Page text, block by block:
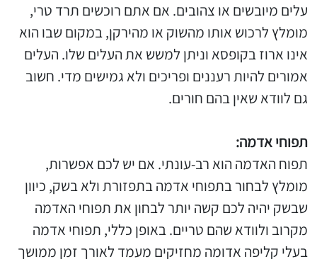
עלים מיובשים או צהובים. אם אתם רוכשים תרד טרי,
מומלץ לרכוש אותו מהשוק או מהירקן, במקום שבו הוא
אינו ארוז בקופסא וניתן למשש את העלים שלו. העלים
אמורים להיות רעננים ופריכים ולא גמישים מדי. חשוב
גם לוודא שאין בהם חורים.
תפוחי אדמה:
תפוח האדמה הוא רב-עונתי. אם יש לכם אפשרות,
מומלץ לבחור בתפוחי אדמה בתפזורת ולא בשק, כיוון
שבשק יהיה לכם קשה יותר לבחון את תפוחי האדמה
מקרוב ולוודא שהם טריים. באופן כללי, תפוחי אדמה
בעלי קליפה אדומה מחזיקים מעמד לאורך זמן ממושך